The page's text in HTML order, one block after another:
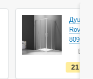
Rovigo
8090-
В
21